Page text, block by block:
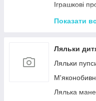
Іграшкові
Іграшковий
Дитячі
Дитячі
Дитячий
Дитячий
Показати
Ляльки
Ляльки
Лялька